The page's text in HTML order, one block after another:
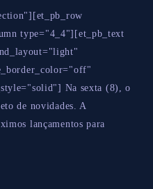
type="4_4"][et_pb_text
Na sexta (8), o
de novidades. A
lançamentos para